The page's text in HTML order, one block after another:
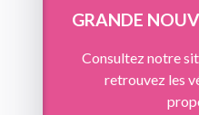
GRANDE
Consultez notre
retrouvez les
Panneau de gestion des cookies